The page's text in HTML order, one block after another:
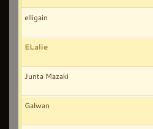
elligain
ELalie
Junta Mazaki
Galwan